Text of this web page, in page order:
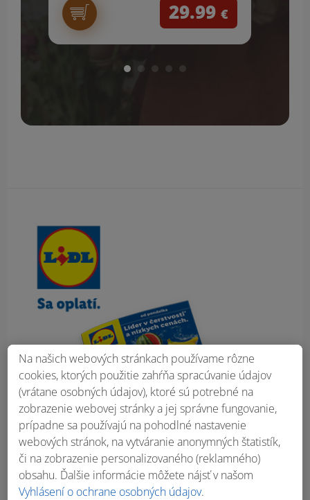
29.99 €
Na našich webových stránkach používame rôzne
cookies, ktorých použitie zahŕňa spracúvanie údajov
(vrátane osobných údajov), ktoré sú potrebné na
zobrazenie webovej stránky a jej správne fungovanie,
prípadne sa používajú na pohodlné nastavenie
webových stránok, na vytváranie anonymných štatistík,
či na zobrazenie personalizovaného (reklamného)
obsahu. Ďalšie informácie môžete nájsť v našom
Vyhlásení o ochrane osobných údajov.